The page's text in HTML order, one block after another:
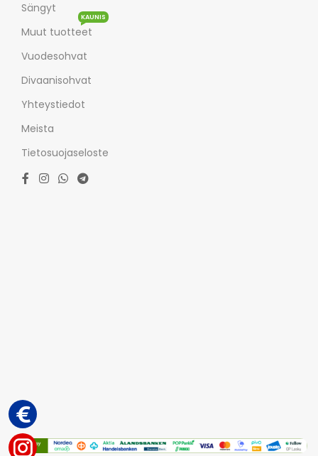
Sängyt
Muut tuotteet
KAUNIS
Vuodesohvat
Divaanisohvat
Yhteystiedot
Meista
Tietosuojaseloste